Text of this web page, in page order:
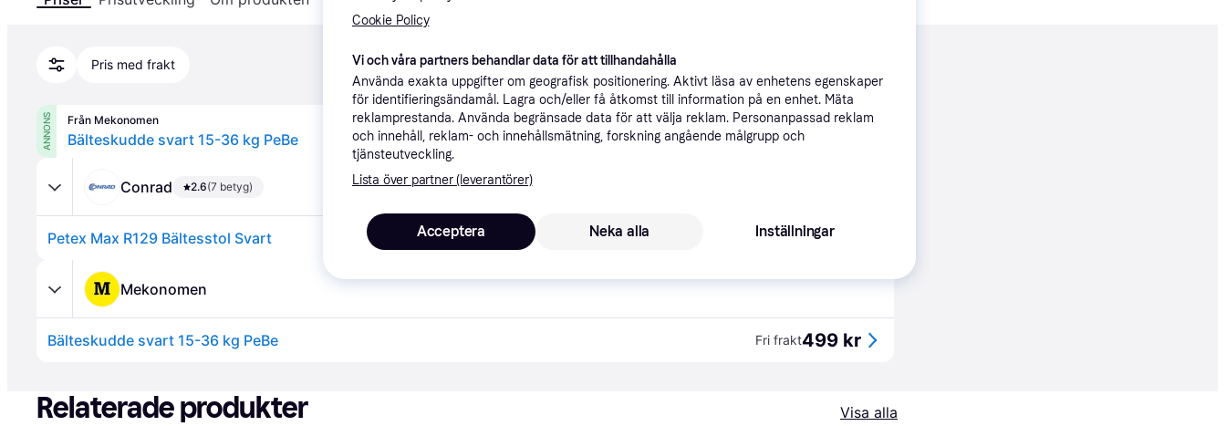
Pris med frakt
ANNONS Från Mekonomen
Bälteskudde svart 15-36 kg PeBe Fri frakt
Conrad 2.6(7 betyg)
Petex Max R129 Bältesstol Svart 99 kr frakt339 kr
Mekonomen
Bälteskudde svart 15-36 kg PeBe Fri frakt499 kr
Relaterade produkter
Visa alla
Cookie Policy
Vi och våra partners behandlar data för att tillhandahålla
Använda exakta uppgifter om geografisk positionering. Aktivt läsa av enhetens egenskaper
för identifieringsändamål. Lagra och/eller få åtkomst till information på en enhet. Mäta
reklamprestanda. Använda begränsade data för att välja reklam. Personanpassad reklam
och innehåll, reklam- och innehållsmätning, forskning angående målgrupp och
tjänsteutveckling.
Lista över partner (leverantörer)
Neka alla
Acceptera Inställningar